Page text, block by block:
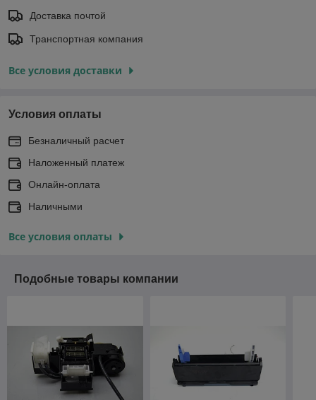
Доставка почтой
Транспортная компания
Все условия доставки
Условия оплаты
Безналичный расчет
Наложенный платеж
Онлайн-оплата
Наличными
Все условия оплаты
Подобные товары компании